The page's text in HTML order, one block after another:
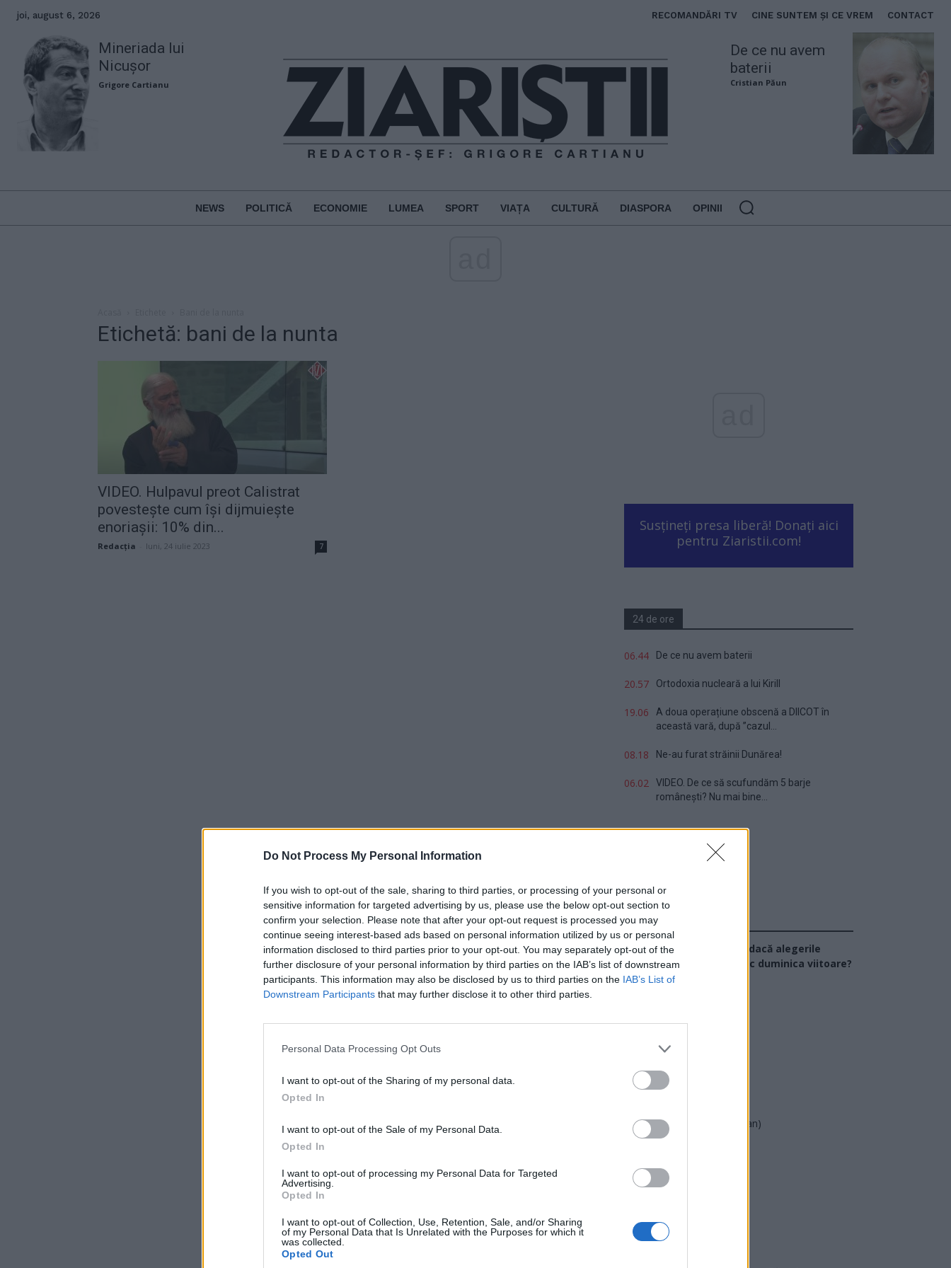
Do Not Process My Personal Information
If you wish to opt-out of the sale, sharing to third parties, or processing of your personal or
sensitive information for targeted advertising by us, please use the below opt-out section to
confirm your selection. Please note that after your opt-out request is processed you may
continue seeing interest-based ads based on personal information utilized by us or personal
information disclosed to third parties prior to your opt-out. You may separately opt-out of the
further disclosure of your personal information by third parties on the IAB’s list of downstream
participants. This information may also be disclosed by us to third parties on the IAB’s List of
Downstream Participants that may further disclose it to other third parties.
Personal Data Processing Opt Outs
I want to opt-out of the Sharing of my personal data.
Opted In
I want to opt-out of the Sale of my Personal Data.
Opted In
I want to opt-out of processing my Personal Data for Targeted
Advertising.
Opted In
I want to opt-out of Collection, Use, Retention, Sale, and/or Sharing
of my Personal Data that Is Unrelated with the Purposes for which it
was collected.
Opted Out
joi, august 6, 2026 RECOMANDĂRI TV CINE SUNTEM ȘI CE VREM CONTACT
Mineriada lui
Nicușor
Grigore Cartianu
De ce nu avem
baterii
Cristian Păun
NEWS POLITICĂ ECONOMIE LUMEA SPORT VIAȚA CULTURĂ DIASPORA OPINII
Etichetă: bani de la nunta
VIDEO. Hulpavul preot Calistrat
povestește cum își dijmuiește
enoriașii: 10% din...
Redacţia luni, 24 iulie 2023 7
Susțineți presa liberă! Donați aici
pentru Ziaristii.com!
24 de ore
06.44 De ce nu avem baterii
20.57 Ortodoxia nucleară a lui Kirill
19.06
A doua operațiune obscenă a DIICOT în
această vară, după ”cazul...
08.18 Ne-au furat străinii Dunărea!
06.02
VIDEO. De ce să scufundăm 5 barje
românești? Nu mai bine...
Sondaj
Ce partid ați vota dacă alegerile
parlamentare ar avea loc duminica viitoare?
UDMR
Forța Dreptei (L. Orban)
REPER
SENS
POT (Gavrilă)